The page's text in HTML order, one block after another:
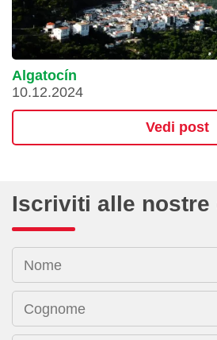
Algatocín
10.12.2024
Vedi post
Iscriviti alle nostre
Nome
Cognome